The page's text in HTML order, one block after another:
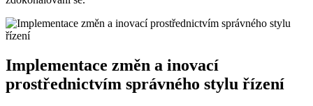
Implementace změn a inovací
prostřednictvím správného stylu řízení